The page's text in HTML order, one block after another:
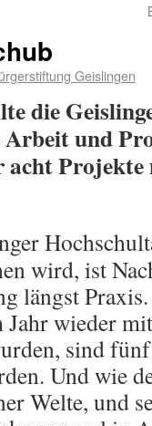
Geislingen
die
und
Projekte
wird, ist
längst
wieder
sind
Und wie
Welte, und